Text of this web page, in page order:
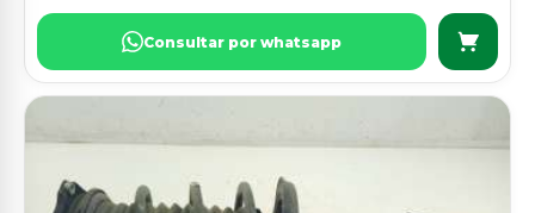
Consultar por whatsapp